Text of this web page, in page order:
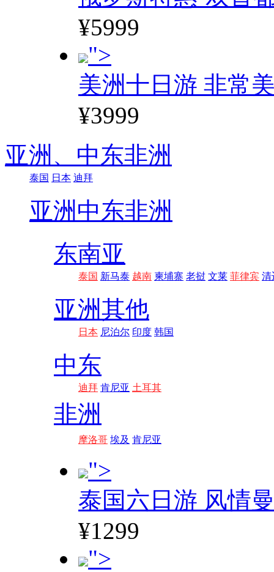
¥5999
">
美洲十日游 非常
¥3999
亚洲、 中东非洲
泰国 日本 迪拜
亚洲 中东非洲
东南亚
泰国 新马泰 越南 柬埔寨 老挝 文莱 菲律宾 清
亚洲其他
日本 尼泊尔 印度 韩国
中东
迪拜 肯尼亚 土耳其
非洲
摩洛哥 埃及 肯尼亚
">
泰国六日游 风情
¥1299
">